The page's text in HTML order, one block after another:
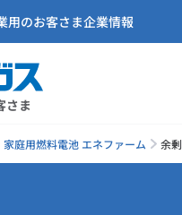
さま
用のお客さま企業情報
家庭用燃料電池 エネファーム 余